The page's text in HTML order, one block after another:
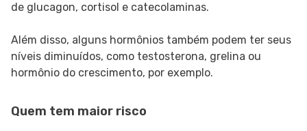
de glucagon, cortisol e catecolaminas.
Além disso, alguns hormônios também podem ter seus
níveis diminuídos, como testosterona, grelina ou
hormônio do crescimento, por exemplo.
Quem tem maior risco